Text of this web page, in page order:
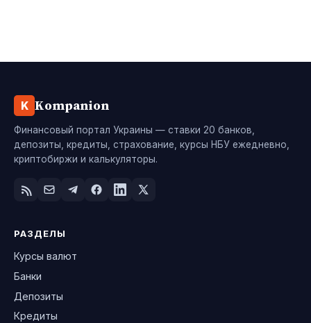
K Kompanion
Финансовый портал Украины — ставки 20 банков,
депозиты, кредиты, страхование, курсы НБУ ежедневно,
криптобиржи и калькуляторы.
РАЗДЕЛЫ
Курсы валют
Банки
Депозиты
Кредиты